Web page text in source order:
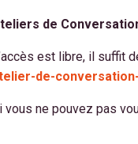
de
est libre, il suffit
de-
vous ne pouvez pas